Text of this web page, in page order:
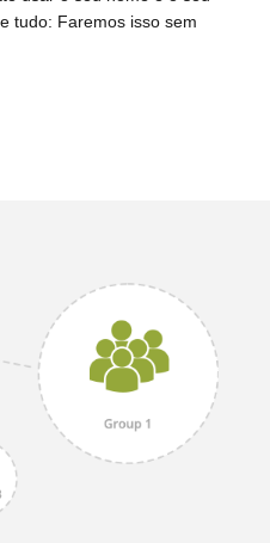
tudo: Faremos isso sem